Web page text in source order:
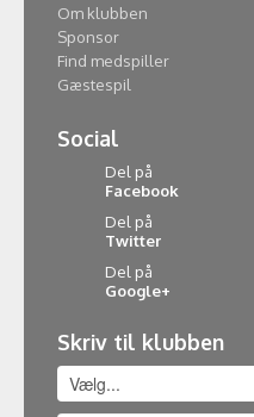
Om klubben
Sponsor
Find medspiller
Gæstespil
Social
Del på
Facebook
Del på
Twitter
Del på
Google+
Skriv til klubben